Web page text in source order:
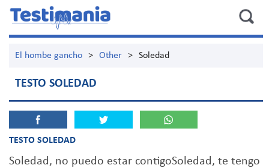
El hombe gancho > Other > Soledad
TESTO SOLEDAD
TESTO SOLEDAD
Soledad, no puedo estar contigoSoledad, te tengo